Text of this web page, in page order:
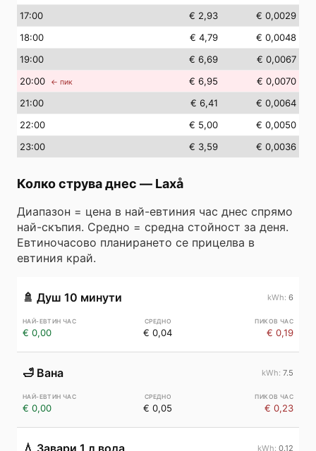
17:00 € 2,93
€ 0,0029
18:00 € 4,79
€ 0,0048
19:00 € 6,69
€ 0,0067
20:00 ← пик € 6,95
€ 0,0070
21:00 € 6,41
€ 0,0064
22:00 € 5,00
€ 0,0050
23:00 € 3,59 € 0,0036
Колко струва днес — Laxå
Диапазон = цена в най-евтиния час днес спрямо
най-скъпия. Средно = средна стойност за деня.
Евтиночасово планирането се прицелва в
евтиния край.
🚿 Душ 10 минути 6
€ 0,00 € 0,04 € 0,19
🛁 Вана 7.5
€ 0,00 € 0,05 € 0,23
💧 Завари 1 л вода 0.12